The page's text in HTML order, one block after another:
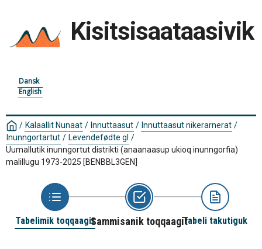
Kisitsisaataasivik
Dansk
English
/ Kalaallit Nunaat / Innuttaasut / Innuttaasut nikerarnerat /
Inunngortartut / Levendefødte gl /
Uumallutik inunngortut distrikti (anaanaasup ukioq inunngorfia)
malillugu 1973-2025 [BENBBL3GEN]
Tabelimik toqqaagitSammisanik toqqaagitTabeli takutiguk